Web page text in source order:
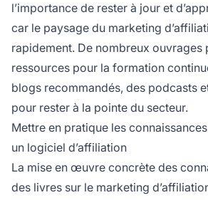
l’importance de rester à jour et
car le paysage du marketing
rapidement. De nombreux ouvrages
ressources pour la formation
blogs recommandés, des podcasts
pour rester à la pointe du secteur.
Mettre en pratique les
un logiciel d’affiliation
La mise en œuvre concrète des
des livres sur le marketing